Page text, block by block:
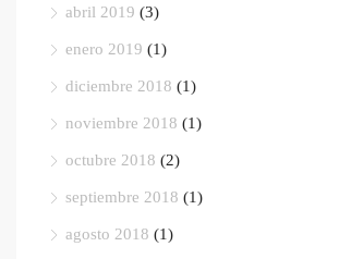
abril 2019 (3)
enero 2019 (1)
diciembre 2018 (1)
noviembre 2018 (1)
octubre 2018 (2)
septiembre 2018 (1)
agosto 2018 (1)